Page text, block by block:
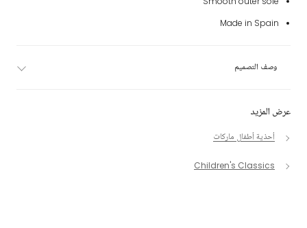
عرض المزيد
أحذية أطفال ماركات
Children's Classics
Made in Spain
وصف التصميم